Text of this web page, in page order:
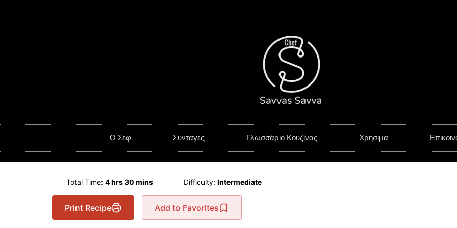
O Σεφ Συνταγές Γλωσσάριο Κουζίνας Χρήσιμα
Total Time: 4 hrs 30 mins Difficulty: Intermediate
Print Recipe Add to Favorites